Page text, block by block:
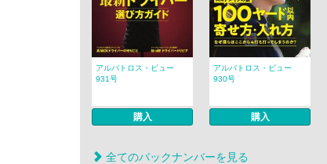
アルバトロス・ビュー
931号
購入
アルバトロス・ビュー
930号
購入
全てのバックナンバーを見る